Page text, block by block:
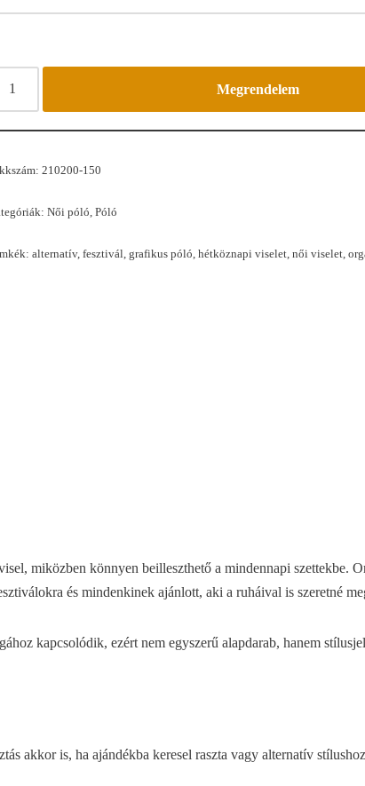
Megrendelem
210200-150
Női póló ,Póló
alternatív,fesztivál ,grafikus póló ,hétköznapi viselet ,női viselet ,
miközben könnyen beilleszthető a mindennapi szettekbe.
és mindenkinek ajánlott, aki a ruháival is szeretné
kapcsolódik, ezért nem egyszerű alapdarab, hanem
akkor is, ha ajándékba keresel raszta vagy alternatív